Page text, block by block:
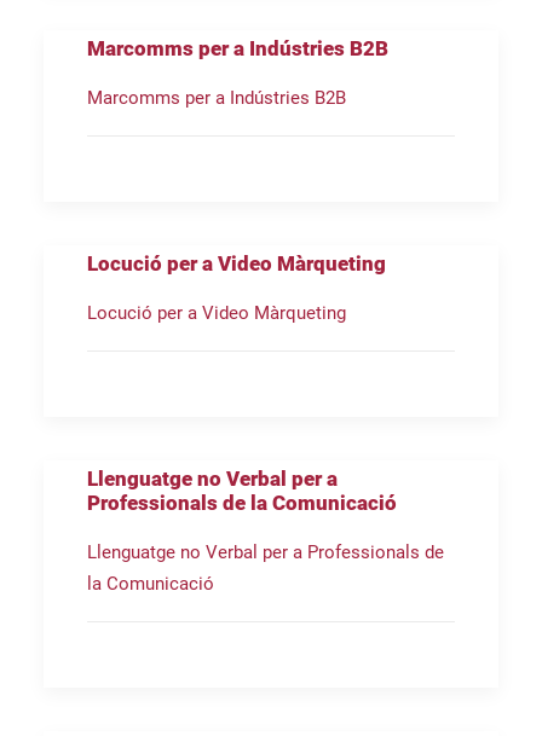
Marcomms per a Indústries B2B
Marcomms per a Indústries B2B
Locució per a Video Màrqueting
Locució per a Video Màrqueting
Llenguatge no Verbal per a
Professionals de la Comunicació
Llenguatge no Verbal per a Professionals de
la Comunicació